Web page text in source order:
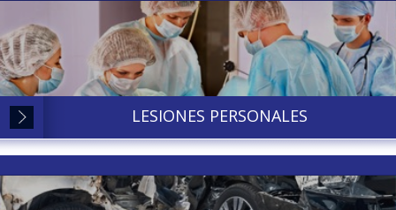
LESIONES PERSONALES